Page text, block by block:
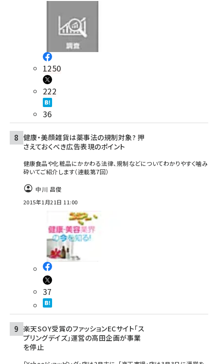
1250
222
36
健康・美顔雑貨は薬事法の規制対象? 押
さえておくべき広告表現のポイント
健康食品や化粧品にかかわる法律、規制などについてわかりやすく噛み
砕いてご紹介します（連載第7回）
中川 昌俊
2015年1月21日 11:00
37
楽天SOY受賞のファッションECサイト「ス
プリングデイズ」運営の高田企画が事業
を停止